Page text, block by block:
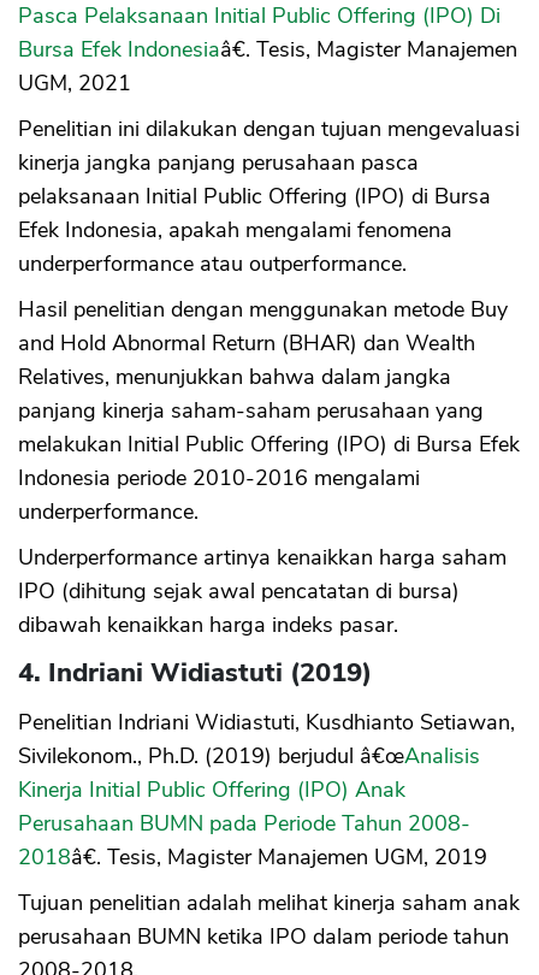
Pasca Pelaksanaan Initial Public Offering (IPO) Di
Bursa Efek Indonesiaâ€. Tesis, Magister Manajemen
UGM, 2021
Penelitian ini dilakukan dengan tujuan mengevaluasi
kinerja jangka panjang perusahaan pasca
pelaksanaan Initial Public Offering (IPO) di Bursa
Efek Indonesia, apakah mengalami fenomena
underperformance atau outperformance.
Hasil penelitian dengan menggunakan metode Buy
and Hold Abnormal Return (BHAR) dan Wealth
Relatives, menunjukkan bahwa dalam jangka
panjang kinerja saham-saham perusahaan yang
melakukan Initial Public Offering (IPO) di Bursa Efek
Indonesia periode 2010-2016 mengalami
underperformance.
Underperformance artinya kenaikkan harga saham
IPO (dihitung sejak awal pencatatan di bursa)
dibawah kenaikkan harga indeks pasar.
4. Indriani Widiastuti (2019)
Penelitian Indriani Widiastuti, Kusdhianto Setiawan,
Sivilekonom., Ph.D. (2019) berjudul â€œAnalisis
Kinerja Initial Public Offering (IPO) Anak
Perusahaan BUMN pada Periode Tahun 2008-
2018â€. Tesis, Magister Manajemen UGM, 2019
Tujuan penelitian adalah melihat kinerja saham anak
perusahaan BUMN ketika IPO dalam periode tahun